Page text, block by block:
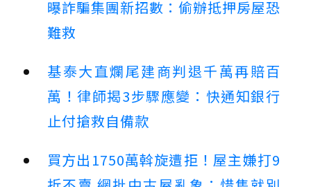
曝詐騙集團新招數：偷辦抵押房屋恐
難救
基泰大直爛尾建商判退千萬再賠百
萬！律師揭3步驟應變：快通知銀行
止付搶救自備款
買方出1750萬斡旋遭拒！屋主嫌打9